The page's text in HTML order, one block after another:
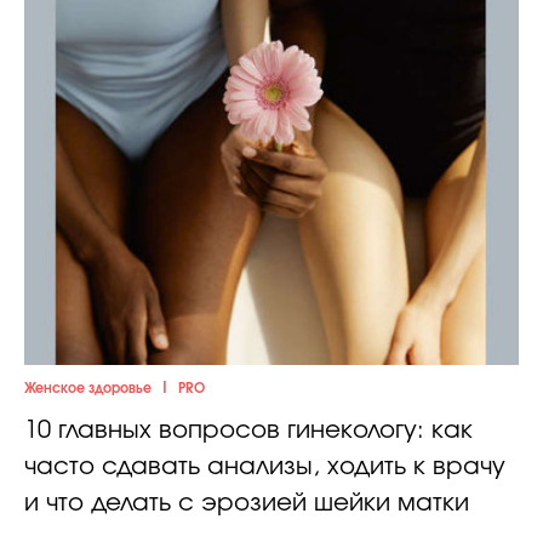
Женское здоровье PRO
10 главных вопросов гинекологу: как
часто сдавать анализы, ходить к врачу
и что делать с эрозией шейки матки